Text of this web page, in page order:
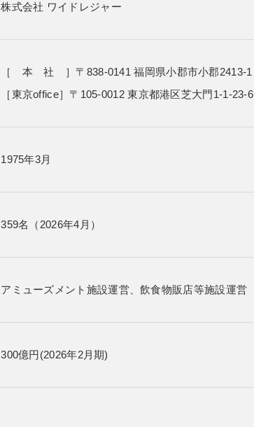
株式会社 ワイドレジャー
［ 本 社 ］〒838-0141福岡県小郡市小郡2413-1
［東京office］〒105-0012東京都港区芝大門1-1-23-
1975年3月
359名（2026年4月）
アミューズメント施設運営、飲食物販店等施設運営
300億円(2026年2月期)